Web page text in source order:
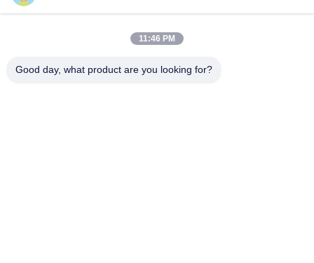
11:46 PM
Good day, what product are you looking for?